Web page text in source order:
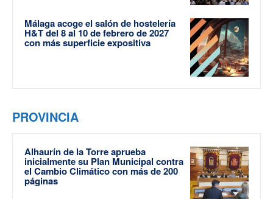
Málaga acoge el salón de hostelería
H&T del 8 al 10 de febrero de 2027
con más superficie expositiva
PROVINCIA
Alhaurín de la Torre aprueba
inicialmente su Plan Municipal contra
el Cambio Climático con más de 200
páginas